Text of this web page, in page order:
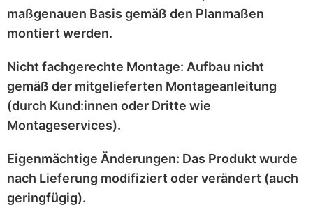
maßgenauen Basis gemäß den Planmaßen
montiert werden.
Nicht fachgerechte Montage: Aufbau nicht
gemäß der mitgelieferten Montageanleitung
(durch Kund:innen oder Dritte wie
Montageservices).
Eigenmächtige Änderungen: Das Produkt wurde
nach Lieferung modifiziert oderverändert (auch
geringfügig).